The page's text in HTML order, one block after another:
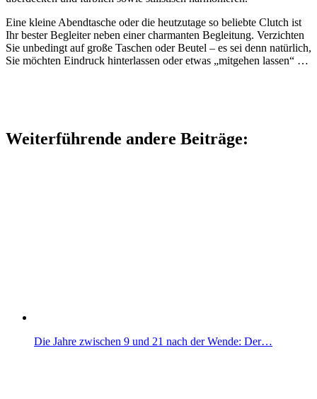
Eine kleine Abendtasche oder die heutzutage so beliebte Clutch ist
Ihr bester Begleiter neben einer charmanten Begleitung. Verzichten
Sie unbedingt auf große Taschen oder Beutel – es sei denn natürlich,
Sie möchten Eindruck hinterlassen oder etwas „mitgehen lassen“ …
Weiterführende andere Beiträge:
Die Jahre zwischen 9 und 21 nach der Wende: Der…